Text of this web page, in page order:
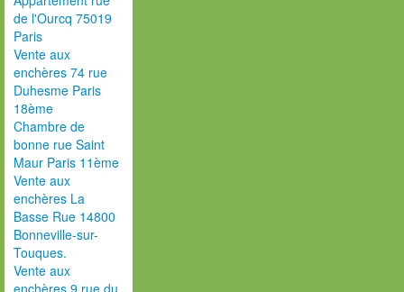
de l'Ourcq 75019
Paris
Vente aux
enchères 74 rue
Duhesme Paris
18ème
Chambre de
bonne rue Saint
Maur Paris 11ème
Vente aux
enchères La
Basse Rue 14800
Bonneville-sur-
Touques.
Vente aux
enchères 9 rue du